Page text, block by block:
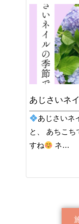
あじさいネ
あじさいネ
と、 あちこち
すね
ネ…